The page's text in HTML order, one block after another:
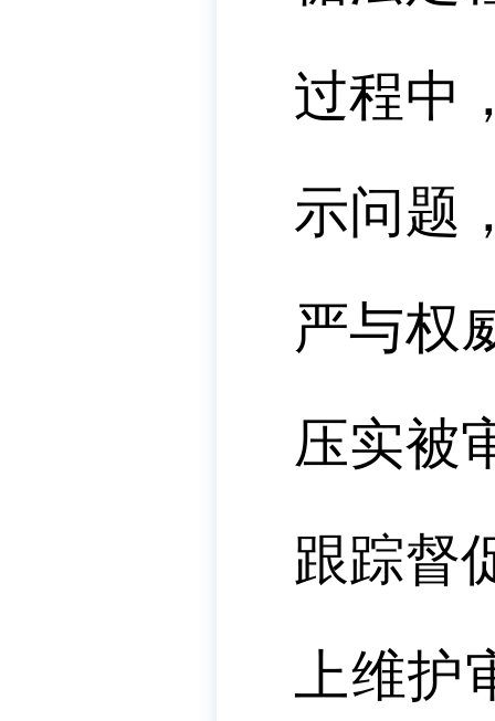
过程中
示问题
严与权
压实被
跟踪督
上维